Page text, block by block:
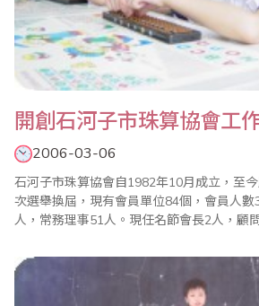
開創石河子市珠算協會工
2006-03-06
石河子市珠算協會自1982年10月成立，至
次選舉換屆，現有會員單位84個，會員人
人，常務理事51人。現任名節會長2人，顧
成立了幼、少兒珠心算培養訓練學校，下
月自治區珠算協會授權組建了新疆珠算協會